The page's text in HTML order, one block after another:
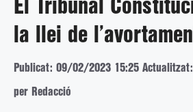
El Tribunal
la llei de
Publicat: 09/02/2023 15:25
per Redacció